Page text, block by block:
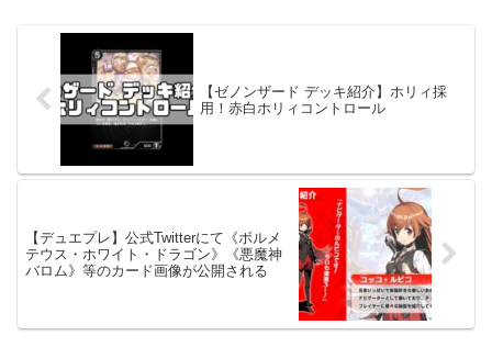
訂正から。 前回手順の訂正前回
準備した状態でラズパイ4の電
【ゼノンザード デッキ紹介】ホリィ採
用！赤白ホリィコントロール
【デュエプレ】公式Twitterにて《ボルメ
テウス・ホワイト・ドラゴン》《悪魔神
バロム》等のカード画像が公開される